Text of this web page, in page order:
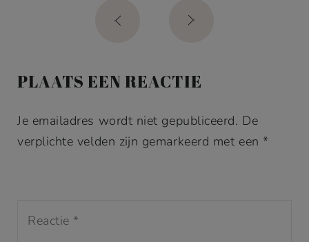
PLAATS EEN REACTIE
Je emailadres wordt niet gepubliceerd. De
verplichte velden zijn gemarkeerd met een *